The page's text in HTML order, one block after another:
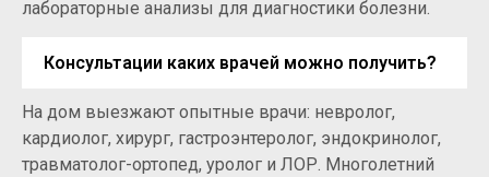
лабораторные анализы для диагностики болезни.
Консультации каких врачей можно получить?
На дом выезжают опытные врачи: невролог,
кардиолог, хирург, гастроэнтеролог, эндокринолог,
травматолог-ортопед, уролог и ЛОР. Многолетний